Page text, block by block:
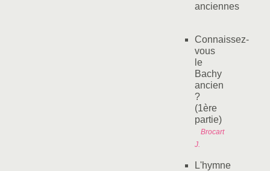
anciennes
Connaissez-
vous
le
Bachy
ancien
?
(1ère
partie)
Brocart
J.
L'hymne